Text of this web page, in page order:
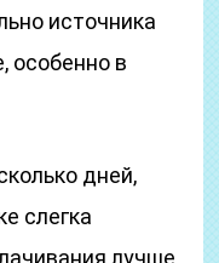
источника
особенно в
дней,
слегка
лучше